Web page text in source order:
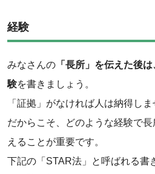
経験
みなさんの 「長所」を伝えた後
験を書きましょう。
「証拠」がなければ人は納得しま
だからこそ、どのような経験で
えることが重要です。
下記の「STAR法」と呼ばれる書